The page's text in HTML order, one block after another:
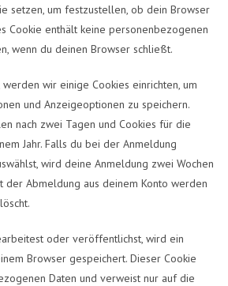
setzen, um festzustellen, ob dein Browser
Cookie enthält keine personenbezogenen
wenn du deinen Browser schließt.
wir einige Cookies einrichten, um
und Anzeigeoptionen zu speichern.
nach zwei Tagen und Cookies für die
Jahr. Falls du bei der Anmeldung
wird deine Anmeldung zwei Wochen
der Abmeldung aus deinem Konto werden
oder veröffentlichst, wird ein
Browser gespeichert. Dieser Cookie
Daten und verweist nur auf die